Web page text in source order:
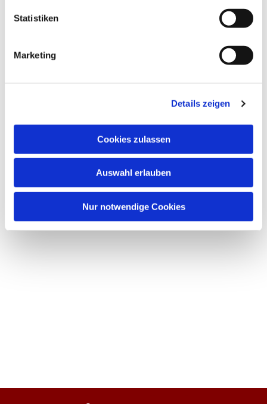
Statistiken
Marketing
Details zeigen
Cookies zulassen
Auswahl erlauben
Nur notwendige Cookies